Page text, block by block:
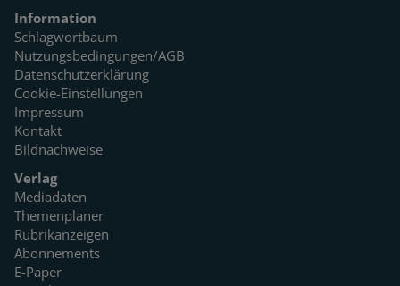
Information
Schlagwortbaum
Nutzungsbedingungen/AGB
Datenschutzerklärung
Cookie-Einstellungen
Impressum
Kontakt
Bildnachweise
Verlag
Mediadaten
Themenplaner
Rubrikanzeigen
Abonnements
E-Paper